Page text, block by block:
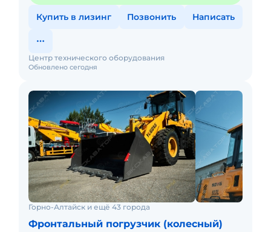
Купить в лизинг Позвонить Написать
Обновлено сегодня
Центр технического оборудования
Горно-Алтайск и ещё 43 города
Фронтальный погрузчик (колесный)